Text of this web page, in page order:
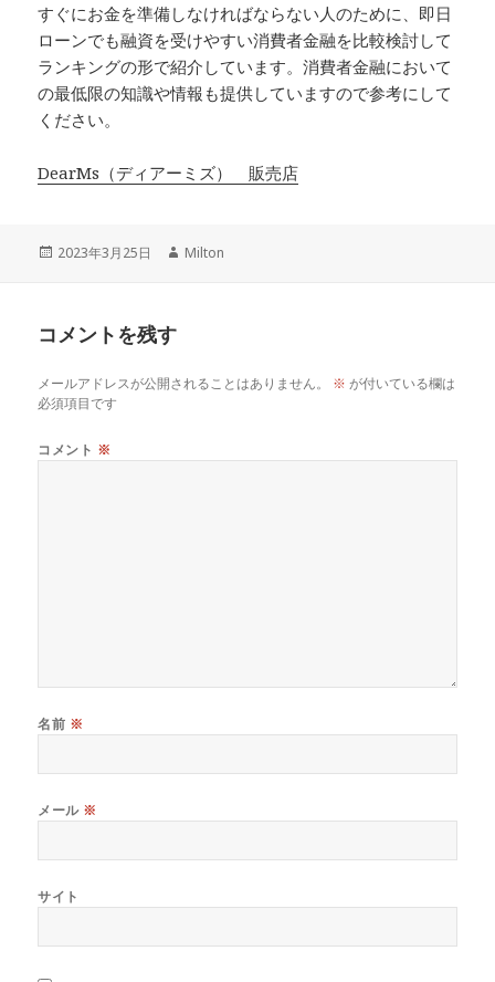
すぐにお金を準備しなければならない人のために、即日
ローンでも融資を受けやすい消費者金融を比較検討して
ランキングの形で紹介しています。消費者金融において
の最低限の知識や情報も提供していますので参考にして
ください。
DearMs（ディアーミズ） 販売店
投
2023年3月25日
作
Milton
コメントを残す
メールアドレスが公開されることはありません。 ※ が付いている欄は
必須項目です
コメント ※
名前 ※
メール ※
サイト